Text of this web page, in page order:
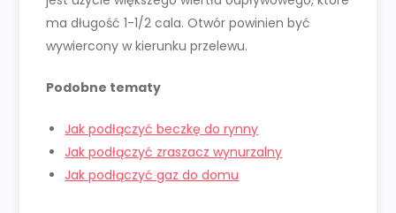
ma długość 1-1/2 cala. Otwór powinien być
wywiercony w kierunku przelewu.
Podobne tematy
Jak podłączyć beczkę do rynny
Jak podłączyć zraszacz wynurzalny
Jak podłączyć gaz do domu